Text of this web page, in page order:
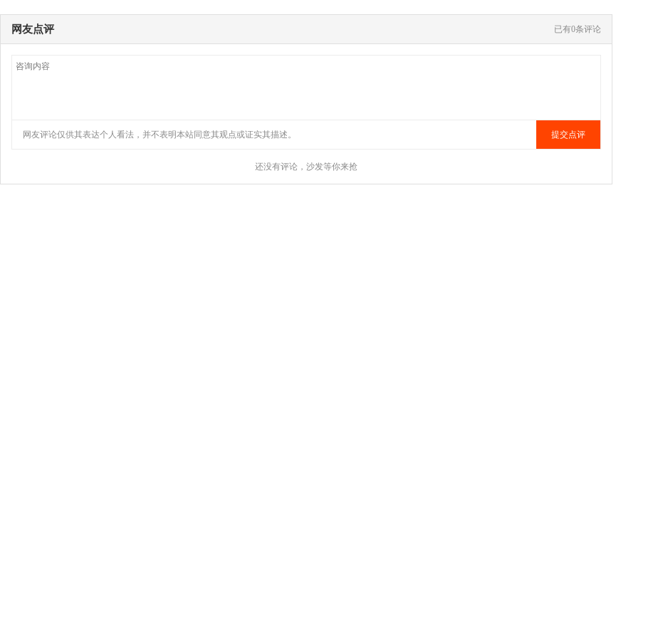
已有0条评论
网友点评
网友评论仅供其表达个人看法，并不表明本站同意其观点或证实其描述。
还没有评论，沙发等你来抢